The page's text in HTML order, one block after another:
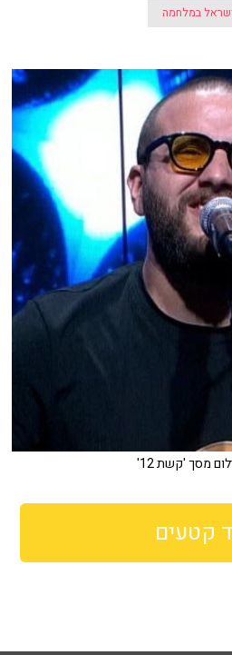
במלחמה
מסך 'קשת 12'
קטעים